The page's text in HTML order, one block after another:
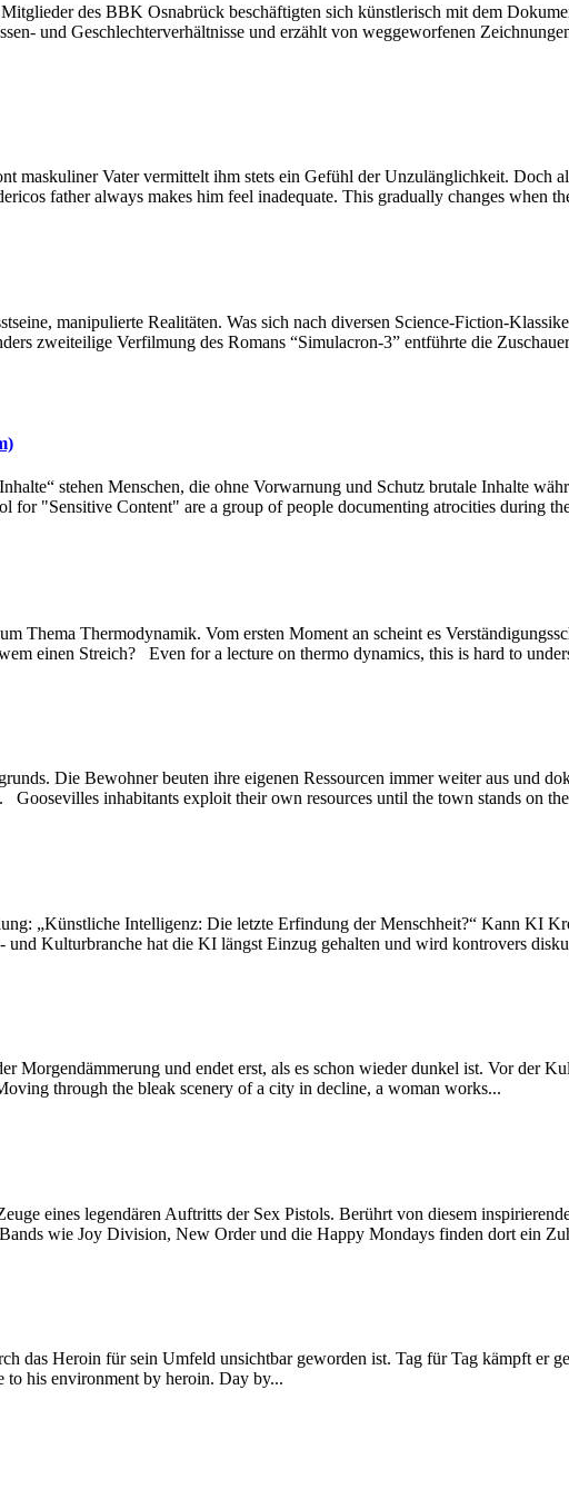
des BBK Osnabrück beschäftigten sich künstlerisch mit dem
und Geschlechterverhältnisse und erzählt von weggeworfenen
maskuliner Vater vermittelt ihm stets ein Gefühl der Unzulänglichkeit. Doch
father always makes him feel inadequate. This gradually changes when
manipulierte Realitäten. Was sich nach diversen Science-Fiction-
zweiteilige Verfilmung des Romans “Simulacron-3” entführte die
stehen Menschen, die ohne Vorwarnung und Schutz brutale Inhalte
"Sensitive Content" are a group of people documenting atrocities during
einen Streich? Even for a lecture on thermo dynamics, this is hard to
Die Bewohner beuten ihre eigenen Ressourcen immer weiter aus und
inhabitants exploit their own resources until the town stands on
„Künstliche Intelligenz: Die letzte Erfindung der Menschheit?“ Kann KI
und Kulturbranche hat die KI längst Einzug gehalten und wird kontrovers
Morgendämmerung und endet erst, als es schon wieder dunkel ist. Vor der
through the bleak scenery of a city in decline, a woman works...
eines legendären Auftritts der Sex Pistols. Berührt von diesem
wie Joy Division, New Order und die Happy Mondays finden dort ein
das Heroin für sein Umfeld unsichtbar geworden ist. Tag für Tag kämpft er
his environment by heroin. Day by...